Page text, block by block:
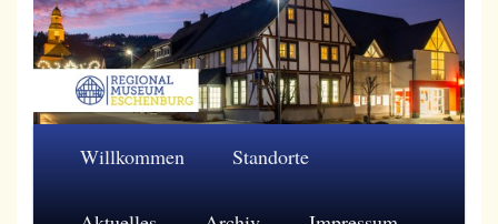
Zum
primären
Inhalt
Regionalmuseum Eschenburg e.V.
Willkommen Standorte